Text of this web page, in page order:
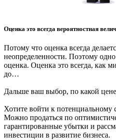
Оценка это всегда вероятностная
Потому что оценка всегда
неопределенности. Поэтому
оценка. Оценка это всегда, как
до…
Дальше ваш выбор, по какой цене
Хотите войти к потенциальному
Можно продаться по
гарантированные убытки и
инвестиции в развитие бизнеса.